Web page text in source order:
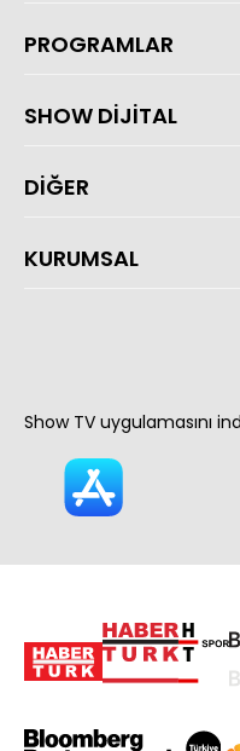
PROGRAMLAR
SHOW DİJİTAL
DİĞER
KURUMSAL
Show TV uygulamasını